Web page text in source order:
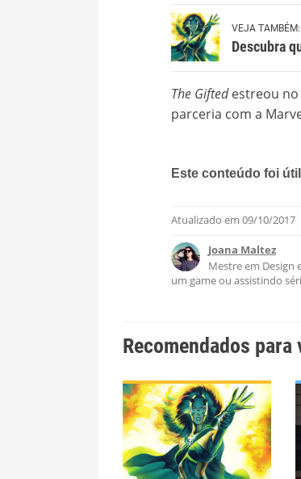
VEJA TAMBÉM:
Descubra
The Giftedestreou no
parceria com a
Este conteúdo foi
Este conteúdo
Este conteúdo não
Outro
Atualizado em 09/10/2017
Joana Maltez
Mestre em Design
um game ou assistindo
Recomendados para